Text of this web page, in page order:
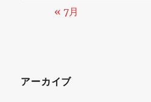
« 7月
アーカイブ